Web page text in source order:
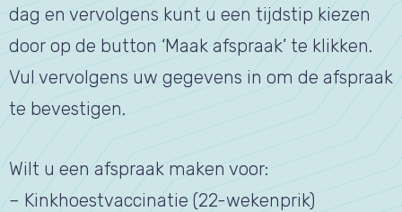
dag en vervolgens kunt u een tijdstip kiezen
door op de button ‘Maak afspraak’ te klikken.
Vul vervolgens uw gegevens in om de afspraak
te bevestigen.
Wilt u een afspraak maken voor:
– Kinkhoestvaccinatie (22-wekenprik)